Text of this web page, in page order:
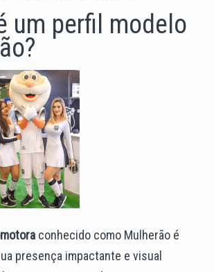
um perfil modelo
conhecido como Mulherão é
presença impactante e visual